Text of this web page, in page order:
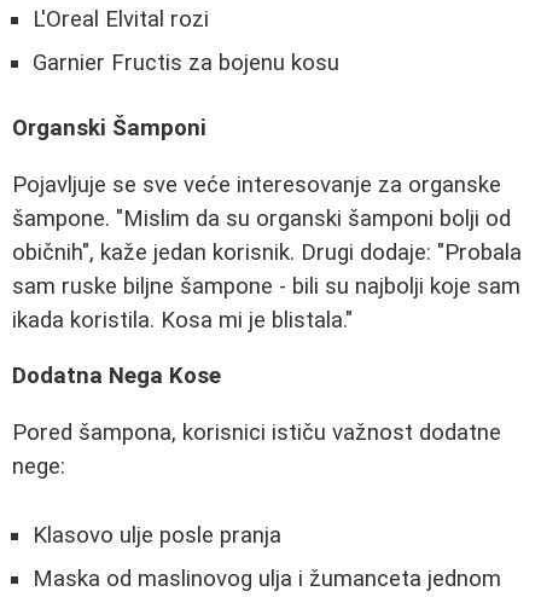
L'Oreal Elvital rozi
Garnier Fructis za bojenu kosu
Organski Šamponi
Pojavljuje se sve veće interesovanje za organske
šampone. "Mislim da su organski šamponi bolji od
običnih", kaže jedan korisnik. Drugi dodaje: "Probala
sam ruske biljne šampone - bili su najbolji koje sam
ikada koristila. Kosa mi je blistala."
Dodatna Nega Kose
Pored šampona, korisnici ističu važnost dodatne
nege:
Klasovo ulje posle pranja
Maska od maslinovog ulja i žumanceta jednom